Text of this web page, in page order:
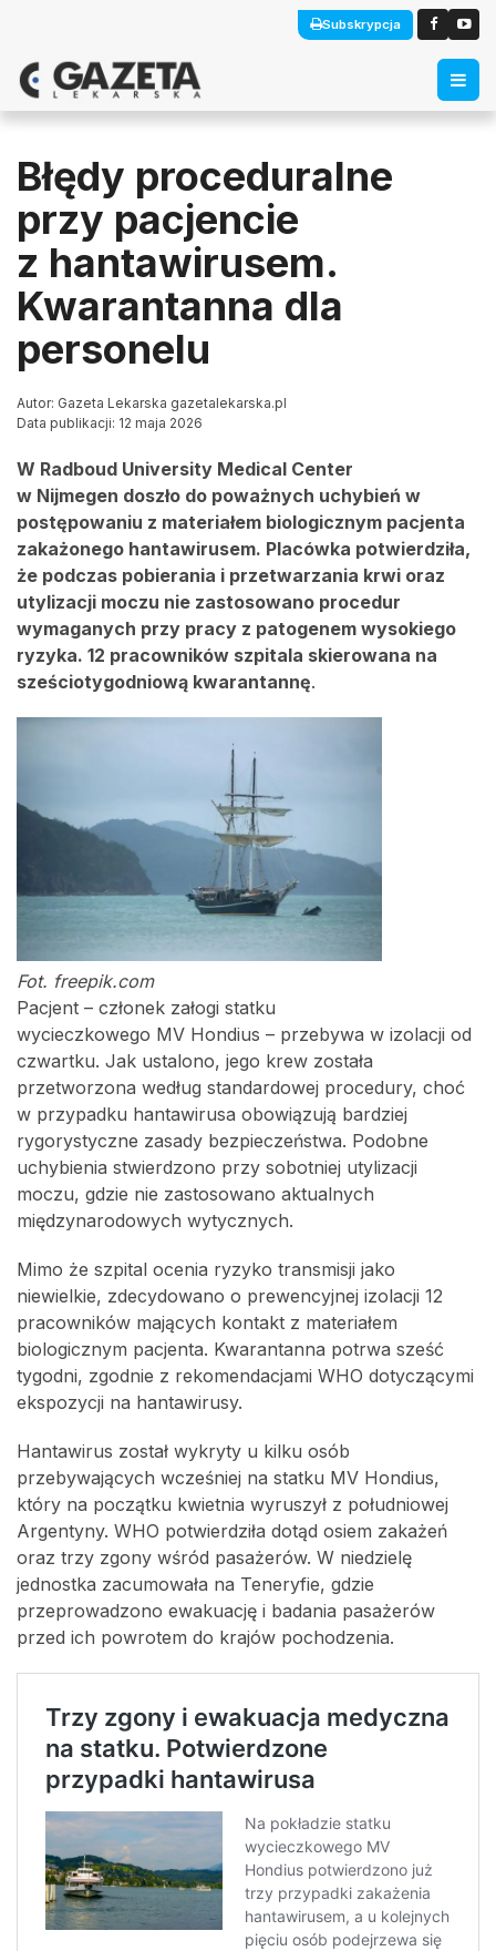
Subskrypcja
Błędy proceduralne
przy pacjencie
z hantawirusem.
Kwarantanna dla
personelu
Autor: Gazeta Lekarska gazetalekarska.pl
Data publikacji: 12 maja 2026
W Radboud University Medical Center
w Nijmegen doszło do poważnych uchybień w
postępowaniu z materiałem biologicznym pacjenta
zakażonego hantawirusem. Placówka potwierdziła,
że podczas pobierania i przetwarzania krwi oraz
utylizacji moczu nie zastosowano procedur
wymaganych przy pracy z patogenem wysokiego
ryzyka. 12 pracowników szpitala skierowana na
sześciotygodniową kwarantannę.
Fot. freepik.com
Pacjent – członek załogi statku
wycieczkowego MV Hondius – przebywa w izolacji od
czwartku. Jak ustalono, jego krew została
przetworzona według standardowej procedury, choć
w przypadku hantawirusa obowiązują bardziej
rygorystyczne zasady bezpieczeństwa. Podobne
uchybienia stwierdzono przy sobotniej utylizacji
moczu, gdzie nie zastosowano aktualnych
międzynarodowych wytycznych.
Mimo że szpital ocenia ryzyko transmisji jako
niewielkie, zdecydowano o prewencyjnej izolacji 12
pracowników mających kontakt z materiałem
biologicznym pacjenta. Kwarantanna potrwa sześć
tygodni, zgodnie z rekomendacjami WHO dotyczącymi
ekspozycji na hantawirusy.
Hantawirus został wykryty u kilku osób
przebywających wcześniej na statku MV Hondius,
który na początku kwietnia wyruszył z południowej
Argentyny. WHO potwierdziła dotąd osiem zakażeń
oraz trzy zgony wśród pasażerów. W niedzielę
jednostka zacumowała na Teneryfie, gdzie
przeprowadzono ewakuację i badania pasażerów
przed ich powrotem do krajów pochodzenia.